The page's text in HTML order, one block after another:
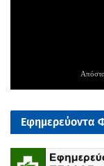
Εφημερεύοντα